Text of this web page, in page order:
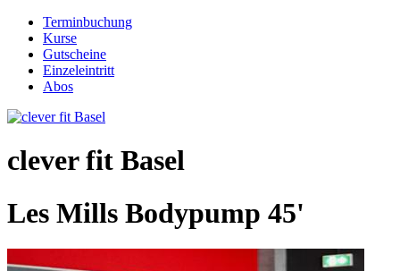
Terminbuchung
Kurse
Gutscheine
Einzeleintritt
Abos
clever fit Basel
Les Mills Bodypump 45'